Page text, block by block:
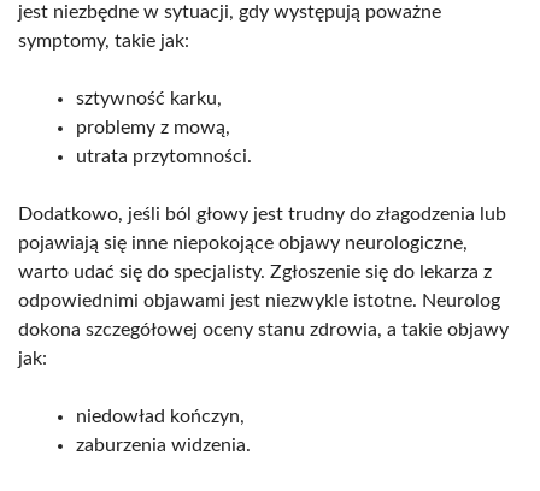
jest niezbędne w sytuacji, gdy występują poważne
symptomy, takie jak:
sztywność karku,
problemy z mową,
utrata przytomności.
Dodatkowo, jeśli ból głowy jest trudny do złagodzenia lub
pojawiają się inne niepokojące objawy neurologiczne,
warto udać się do specjalisty. Zgłoszenie się do lekarza z
odpowiednimi objawami jest niezwykle istotne. Neurolog
dokona szczegółowej oceny stanu zdrowia, a takie objawy
jak:
niedowład kończyn,
zaburzenia widzenia.